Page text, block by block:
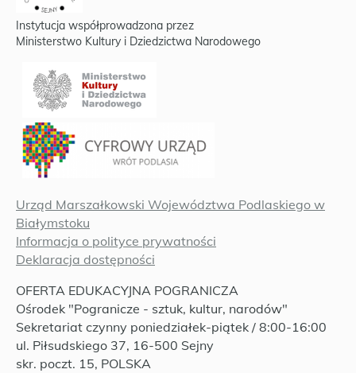
Instytucja współprowadzona przez
Ministerstwo Kultury i Dziedzictwa Narodowego
Urząd Marszałkowski Województwa Podlaskiego w
Białymstoku
Informacja o polityce prywatności
Deklaracja dostępności
OFERTA EDUKACYJNA POGRANICZA
Ośrodek "Pogranicze - sztuk, kultur, narodów"
Sekretariat czynny poniedziałek-piątek / 8:00-16:00
ul. Piłsudskiego 37, 16-500 Sejny
skr. poczt. 15, POLSKA